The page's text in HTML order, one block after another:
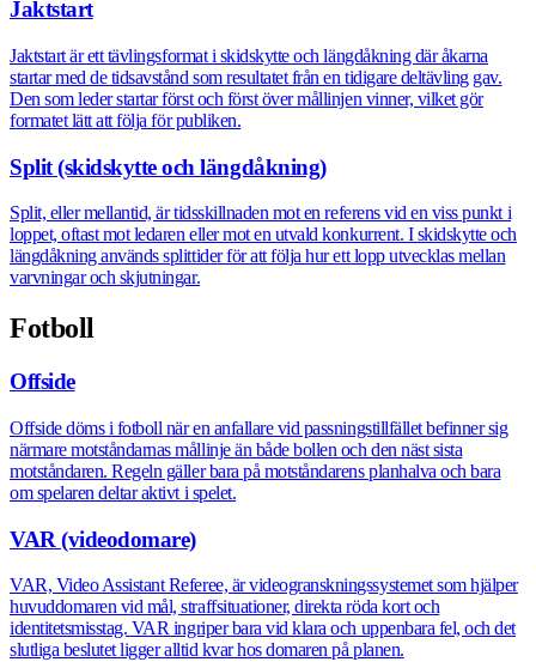
Jaktstart
Jaktstart är ett tävlingsformat i skidskytte och längdåkning där åkarna
startar med de tidsavstånd som resultatet från en tidigare deltävling gav.
Den som leder startar först och först över mållinjen vinner, vilket gör
formatet lätt att följa för publiken.
Split (skidskytte och längdåkning)
Split, eller mellantid, är tidsskillnaden mot en referens vid en viss punkt i
loppet, oftast mot ledaren eller mot en utvald konkurrent. I skidskytte och
längdåkning används splittider för att följa hur ett lopp utvecklas mellan
varvningar och skjutningar.
Fotboll
Offside
Offside döms i fotboll när en anfallare vid passningstillfället befinner sig
närmare motståndarnas mållinje än både bollen och den näst sista
motståndaren. Regeln gäller bara på motståndarens planhalva och bara
om spelaren deltar aktivt i spelet.
VAR (videodomare)
VAR, Video Assistant Referee, är videogranskningssystemet som hjälper
huvuddomaren vid mål, straffsituationer, direkta röda kort och
identitetsmisstag. VAR ingriper bara vid klara och uppenbara fel, och det
slutliga beslutet ligger alltid kvar hos domaren på planen.